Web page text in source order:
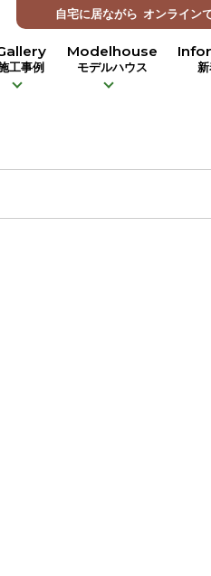
自宅に居ながら オンライン
工事例
Modelhouse
モデルハウス